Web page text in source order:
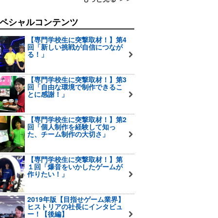
シャルコンテンツ
【専門学校生に突撃取材！】第4
回「新しい挑戦が自信につなが
る！」
【専門学校生に突撃取材！】第3
回「自由な環境で制作できるこ
とに感謝！」
【専門学校生に突撃取材！】第2
回「個人制作を経験して知っ
た、チーム制作の大切さ」
【専門学校生に突撃取材！】第
１回「爆音をいかしたゲームが
作りたい！」
2019年版【目指せゲーム業界】
ヒストリアの社長にインタビュ
ー！【後編】